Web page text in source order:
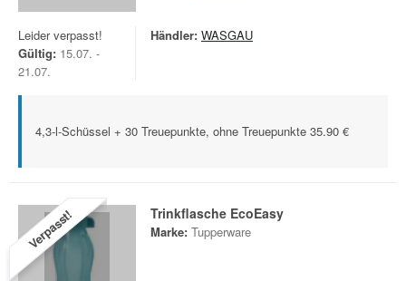
Leider verpasst!
Gültig: 15.07. -
21.07.
Händler: WASGAU
4,3-l-Schüssel + 30 Treuepunkte, ohne Treuepunkte 35.90 €
Verpasst! Trinkflasche EcoEasy
Marke: Tupperware